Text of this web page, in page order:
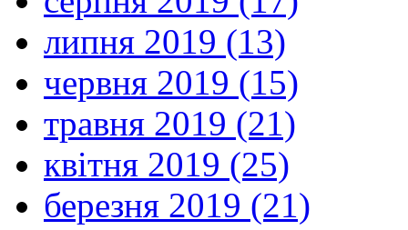
липня 2019 (13)
червня 2019 (15)
травня 2019 (21)
квітня 2019 (25)
березня 2019 (21)